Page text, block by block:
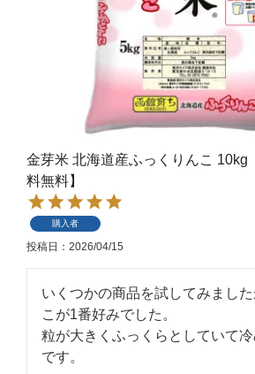
金芽米 北海道産ふっくりんこ 10kg
料無料】
購入者
投稿日 2026/04/15
いくつかの商品を試してみまし
こが1番好みでした。
粒が大きくふっくらとしていて
です。